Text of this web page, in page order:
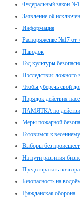
Федеральный закон
Заявление об
Информация
Распоряжение №17 от
Паводок
Год культуры
Последствия ложного
Чтобы уберечь свой
Порядок действия
ПАМЯТКА по
Меры пожарной
Готовимся к
Выборы без
На пути развития
Предотвратить
Безопасность на
Гражданская оборона